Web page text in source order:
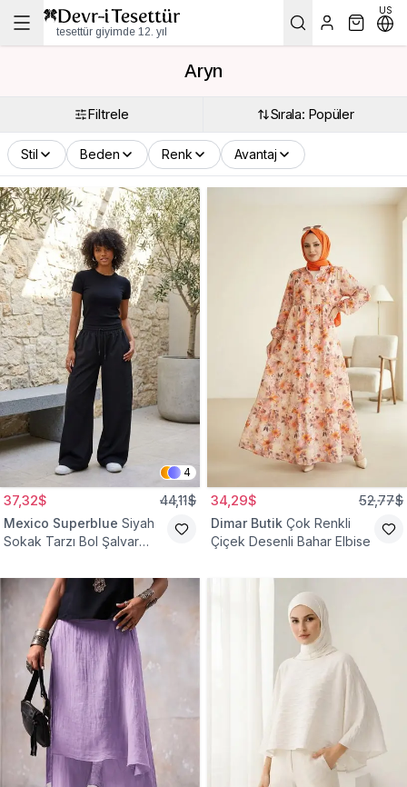
tesettür giyimde 12. yıl
US
Aryn
Filtrele Sırala: Popüler
Stil Beden Renk Avantaj
4
37,32$ 44,11$
Mexico Superblue Siyah
Sokak Tarzı Bol Şalvar
34,29$ 52,77$
Dimar Butik Çok Renkli
Çiçek Desenli Bahar Elbise